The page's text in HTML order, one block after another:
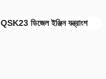
QSK23 ডিজেল ইঞ্জিন যন্ত্রাংশ